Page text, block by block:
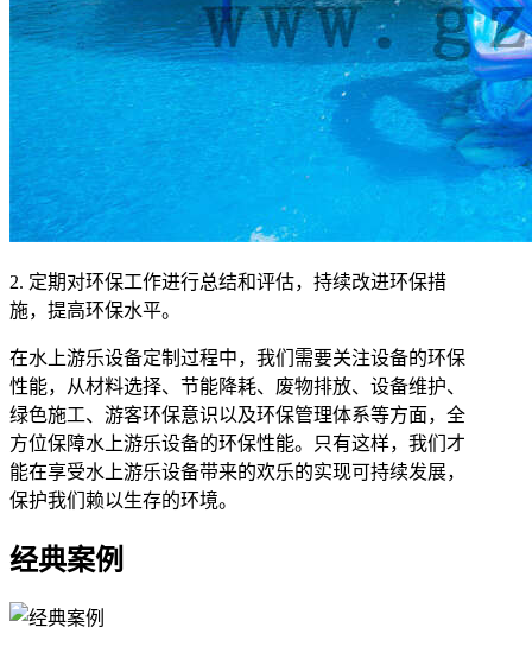
2. 定期对环保工作进行总结和评估，持续改进环保措
施，提高环保水平。
在水上游乐设备定制过程中，我们需要关注设备的环保
性能，从材料选择、节能降耗、废物排放、设备维护、
绿色施工、游客环保意识以及环保管理体系等方面，全
方位保障水上游乐设备的环保性能。只有这样，我们才
能在享受水上游乐设备带来的欢乐的实现可持续发展，
保护我们赖以生存的环境。
经典案例